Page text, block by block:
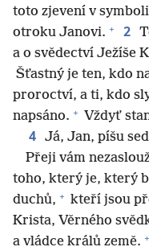
toto zjevení v
otroku Janovi. + 2
a o svědectví Ježíše
Šťastný je ten, kdo
proroctví, a ti, kdo
napsáno. + Vždyť
4 Já, Jan, píšu
Přeji vám
toho, který je, který
duchů, + kteří jsou
Krista, Věrného
a vládce králů země. +